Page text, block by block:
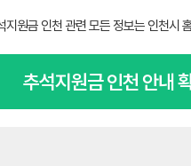
지원금 인천 관련 모든 정보는 인천시
추석지원금 인천 안내